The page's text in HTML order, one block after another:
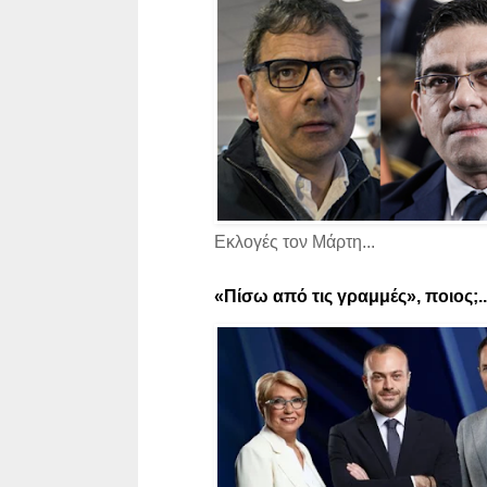
Εκλογές τον Μάρτη...
«Πίσω από τις γραμμές»,